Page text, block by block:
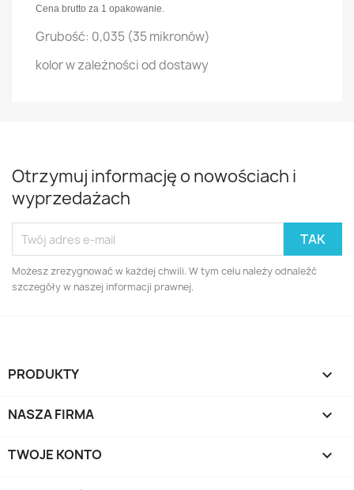
Cena brutto za 1 opakowanie.
Grubość: 0,035 (35 mikronów)
kolor w zależności od dostawy
Otrzymuj informację o nowościach i
wyprzedażach
Możesz zrezygnować w każdej chwili. W tym celu należy odnaleźć
szczegóły w naszej informacji prawnej.
PRODUKTY 
NASZA FIRMA 
TWOJE KONTO 